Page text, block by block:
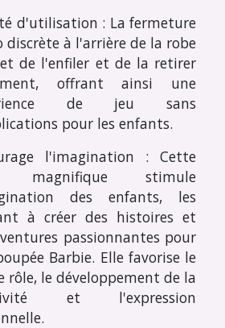
d'utilisation : La fermeture
discrète à l'arrière de la robe
de l'enfiler et de la retirer
offrant ainsi une
de jeu sans
pour les enfants.
l'imagination : Cette
magnifique stimule
des enfants, les
à créer des histoires et
passionnantes pour
Barbie. Elle favorise le
rôle, le développement de la
et l'expression